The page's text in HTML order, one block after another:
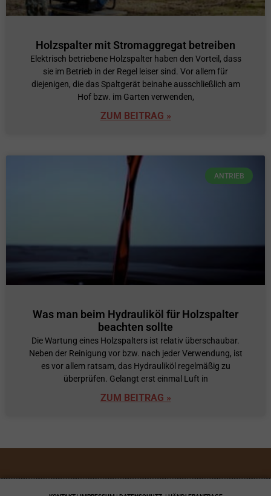
Holzspalter mit Stromaggregat betreiben
Elektrisch betriebene Holzspalter haben den Vorteil, dass
sie im Betrieb in der Regel leiser sind. Vor allem für
diejenigen, die das Spaltgerät beinahe ausschließlich am
Hof bzw. im Garten verwenden,
ZUM BEITRAG »
ANTRIEB
Was man beim Hydrauliköl für Holzspalter
beachten sollte
Die Wartung eines Holzspalters ist relativ überschaubar.
Neben der Reinigung vor bzw. nach jeder Verwendung, ist
es vor allem ratsam, das Hydrauliköl regelmäßig zu
überprüfen. Gelangt erst einmal Luft in
ZUM BEITRAG »